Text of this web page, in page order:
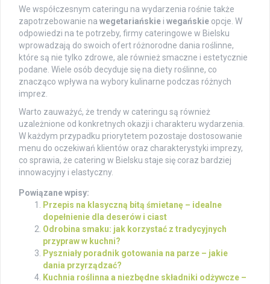
We współczesnym cateringu na wydarzenia rośnie także
zapotrzebowanie na wegetariańskie i wegańskie opcje. W
odpowiedzi na te potrzeby, firmy cateringowe w Bielsku
wprowadzają do swoich ofert różnorodne dania roślinne,
które są nie tylko zdrowe, ale również smaczne i estetycznie
podane. Wiele osób decyduje się na diety roślinne, co
znacząco wpływa na wybory kulinarne podczas różnych
imprez.
Warto zauważyć, że trendy w cateringu są również
uzależnione od konkretnych okazji i charakteru wydarzenia.
W każdym przypadku priorytetem pozostaje dostosowanie
menu do oczekiwań klientów oraz charakterystyki imprezy,
co sprawia, że catering w Bielsku staje się coraz bardziej
innowacyjny i elastyczny.
Powiązane wpisy:
Przepis na klasyczną bitą śmietanę – idealne
dopełnienie dla deserów i ciast
Odrobina smaku: jak korzystać z tradycyjnych
przypraw w kuchni?
Pyszniały poradnik gotowania na parze – jakie
dania przyrządzać?
Kuchnia roślinna a niezbędne składniki odżywcze –